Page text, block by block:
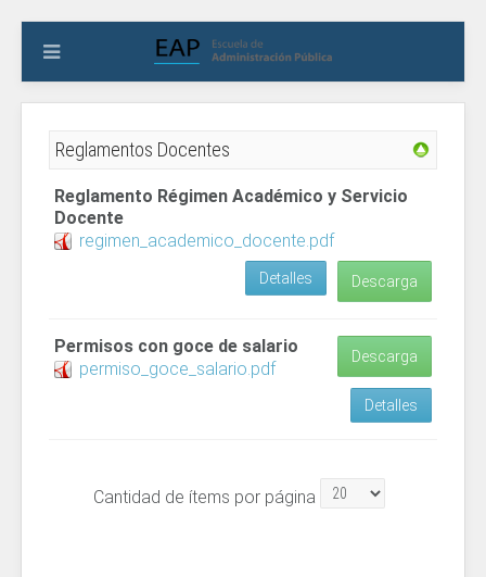
Reglamentos Docentes
Reglamento Régimen Académico y Servicio
Docente
regimen_academico_docente.pdf
Descarga
Detalles
Permisos con goce de salario
permiso_goce_salario.pdf
Descarga
Detalles
Cantidad de ítems por página